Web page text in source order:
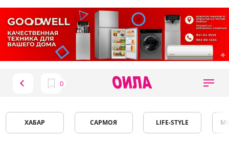
ХАБАР САРМОЯ LIFE-STYLE